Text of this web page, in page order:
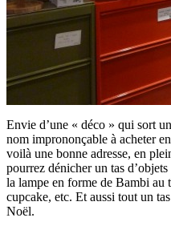
Envie d’une « déco » qui sort
nom imprononçable à acheter
voilà une bonne adresse, en
pourrez dénicher un tas
la lampe en forme de Bambi au
cupcake, etc. Et aussi tout un
Noël.